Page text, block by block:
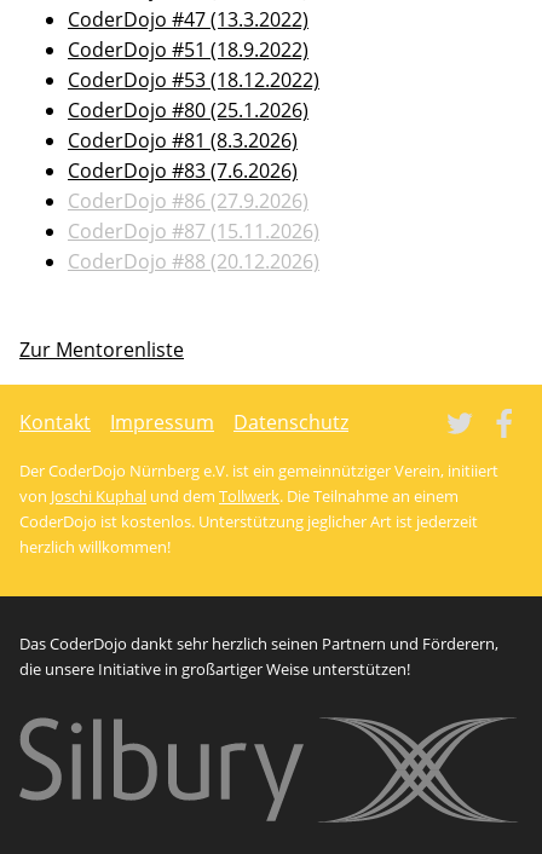
CoderDojo #47 (13.3.2022)
CoderDojo #51 (18.9.2022)
CoderDojo #53 (18.12.2022)
CoderDojo #80 (25.1.2026)
CoderDojo #81 (8.3.2026)
CoderDojo #83 (7.6.2026)
CoderDojo #86 (27.9.2026)
CoderDojo #87 (15.11.2026)
CoderDojo #88 (20.12.2026)
Zur Mentorenliste
Kontakt Impressum Datenschutz
Der CoderDojo Nürnberg e.V. ist ein gemeinnütziger Verein, initiiert
von Joschi Kuphal und dem Tollwerk. Die Teilnahme an einem
CoderDojo ist kostenlos. Unterstützung jeglicher Art ist jederzeit
herzlich willkommen!
Das CoderDojo dankt sehr herzlich seinen Partnern und Förderern,
die unsere Initiative in großartiger Weise unterstützen!